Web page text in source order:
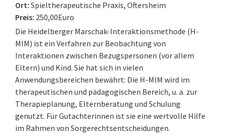
Ort: Spieltherapeutische Praxis, Oftersheim
Preis: 250,00Euro
Die Heidelberger Marschak-Interaktionsmethode (H-
MIM) ist ein Verfahren zur Beobachtung von
Interaktionen zwischen Bezugspersonen (vor allem
Eltern) und Kind. Sie hat sich in vielen
Anwendungsbereichen bewährt: Die H-MIM wird im
therapeutischen und pädagogischen Bereich, u. a. zur
Therapieplanung, Elternberatung und Schulung
genutzt. Für Gutachterinnen ist sie eine wertvolle Hilfe
im Rahmen von Sorgerechtsentscheidungen.